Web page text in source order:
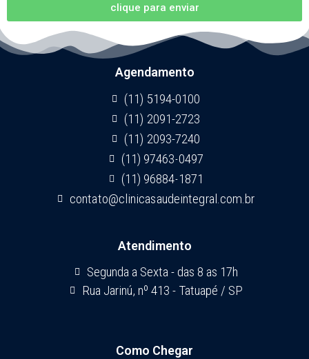
clique para enviar
Agendamento
(11) 5194-0100
(11) 2091-2723
(11) 2093-7240
(11) 97463-0497
(11) 96884-1871
contato@clinicasaudeintegral.com.br
Atendimento
Segunda a Sexta - das 8 as 17h
Rua Jarinú, nº 413 - Tatuapé / SP
Como Chegar